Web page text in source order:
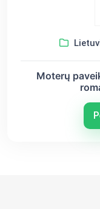
Moterų